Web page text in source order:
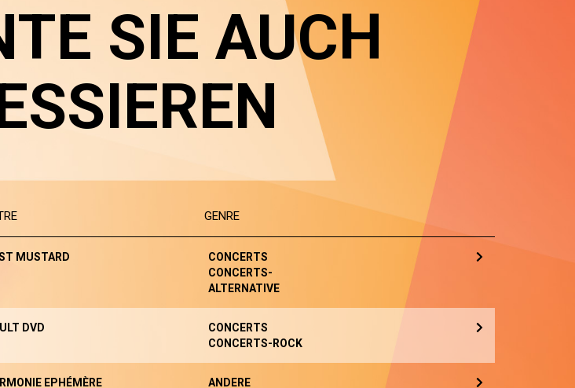
SIE AUCH
GENRE
MUSTARD
CONCERTS
CONCERTS-
ALTERNATIVE
DVD
CONCERTS
CONCERTS-ROCK
EPHÉMÈRE
ANDERE